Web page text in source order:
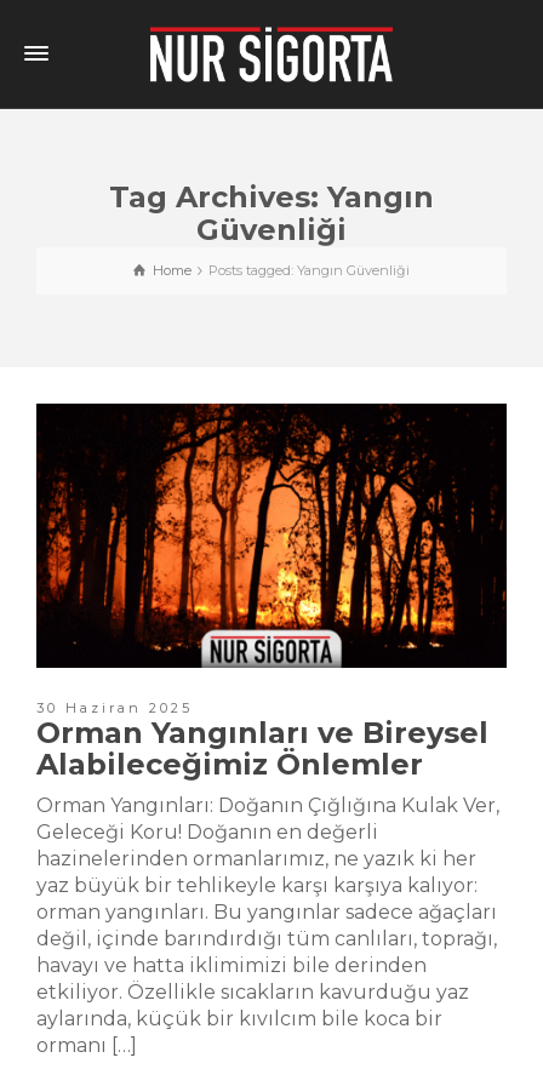
Tag Archives: Yangın
Güvenliği
Home Posts tagged: Yangın Güvenliği
30 Haziran 2025
Orman Yangınları ve Bireysel
Alabileceğimiz Önlemler
Orman Yangınları: Doğanın Çığlığına Kulak Ver,
Geleceği Koru! Doğanın en değerli
hazinelerinden ormanlarımız, ne yazık ki her
yaz büyük bir tehlikeyle karşı karşıya kalıyor:
orman yangınları. Bu yangınlar sadece ağaçları
değil, içinde barındırdığı tüm canlıları, toprağı,
havayı ve hatta iklimimizi bile derinden
etkiliyor. Özellikle sıcakların kavurduğu yaz
aylarında, küçük bir kıvılcım bile koca bir
ormanı […]